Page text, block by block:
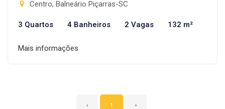
Centro, Balneário Piçarras-SC
3 Quartos 4 Banheiros 2 Vagas 132 m²
Mais informações
‹ 1 ›